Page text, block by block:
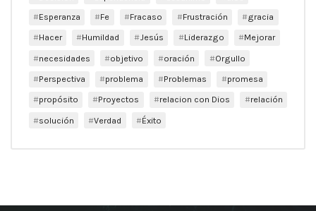
Esperanza
Fe Fracaso Frustración
gracia
Hacer
Humildad Jesús Liderazgo
Mejorar
necesidades
objetivo oración
Orgullo
Perspectiva
problema Problemas
promesa
propósito
Proyectos relacion con Dios
relación
solución
Verdad Éxito